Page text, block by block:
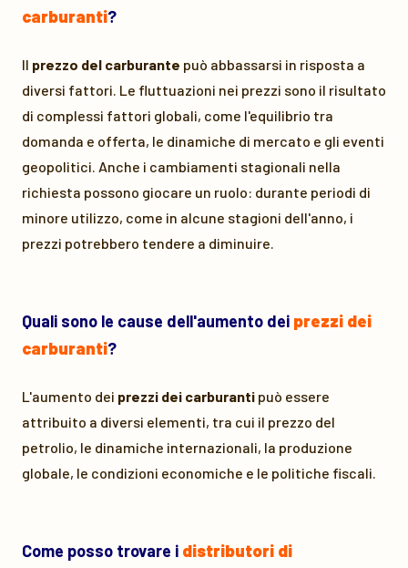
carburanti?
Il prezzo del carburante può abbassarsi in risposta a
diversi fattori. Le fluttuazioni nei prezzi sono il risultato
di complessi fattori globali, come l'equilibrio tra
domanda e offerta, le dinamiche di mercato e gli eventi
geopolitici. Anche i cambiamenti stagionali nella
richiesta possono giocare un ruolo: durante periodi di
minore utilizzo, come in alcune stagioni dell'anno, i
prezzi potrebbero tendere a diminuire.
Quali sono le cause dell'aumento dei prezzi dei
carburanti?
L'aumento dei prezzi dei carburanti può essere
attribuito a diversi elementi, tra cui il prezzo del
petrolio, le dinamiche internazionali, la produzione
globale, le condizioni economiche e le politiche fiscali.
Come posso trovare i distributori di